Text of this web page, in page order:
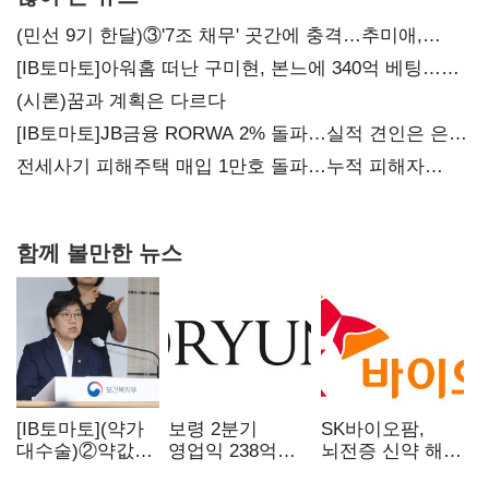
(민선 9기 한달)③'7조 채무' 곳간에 충격…추미애,
20년만에 '비상재정' 선언 승부수
[IB토마토]아워홈 떠난 구미현, 본느에 340억 베팅…
가족 지배체제 구축
(시론)꿈과 계획은 다르다
[IB토마토]JB금융 RORWA 2% 돌파…실적 견인은 은행
아닌 캐피탈
전세사기 피해주택 매입 1만호 돌파…누적 피해자
함께 볼만한 뉴스
[IB토마토](약가
대수술)②약값
보령 2분기
영업익 238억…
SK바이오팜,
뇌전증 신약 해외